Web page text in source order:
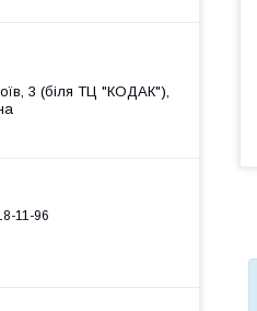
3 (біля ТЦ "КОДАК"),
11-96